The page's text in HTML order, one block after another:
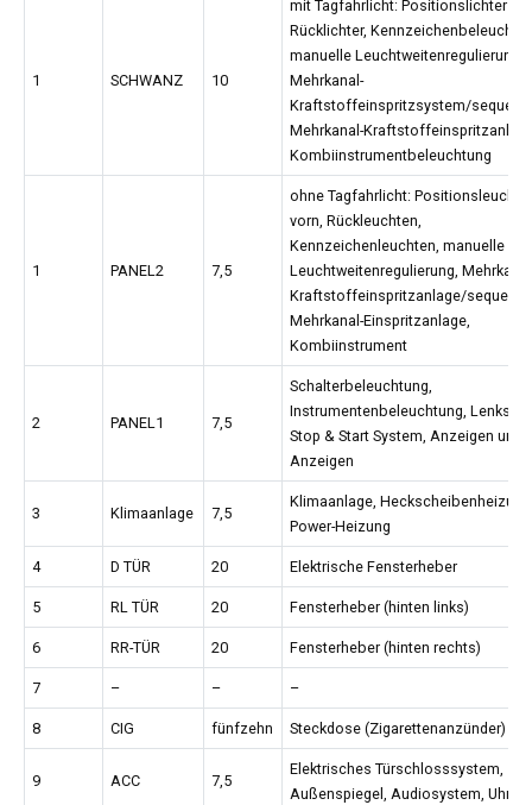
1 SCHWANZ 10
mit Tagfahrlicht: Positionslichter
Rücklichter,
manuelle Leuchtweitenregulierung,
Mehrkanal-
Kraftstoffeinspritzsystem/
Mehrkanal-
Kombiinstrumentbeleuchtung
1 PANEL2 7,5
ohne Tagfahrlicht:
vorn, Rückleuchten,
Kennzeichenleuchten, manuelle
Leuchtweitenregulierung,
Kraftstoffeinspritzanlage/
Mehrkanal-Einspritzanlage,
Kombiinstrument
2 PANEL1 7,5
Schalterbeleuchtung,
Instrumentenbeleuchtung,
Stop & Start System, Anzeigen und
Anzeigen
3 Klimaanlage 7,5
Klimaanlage,
Power-Heizung
4 D TÜR 20 Elektrische Fensterheber
5 RL TÜR 20 Fensterheber (hinten links)
6 RR-TÜR 20 Fensterheber (hinten rechts)
7 – – –
8 CIG fünfzehn Steckdose (Zigarettenanzünder)
9 ACC 7,5
Elektrisches Türschlosssystem,
Außenspiegel, Audiosystem, Uhr